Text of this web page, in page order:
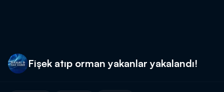
Fişek atıp orman yakanlar yakalandı!